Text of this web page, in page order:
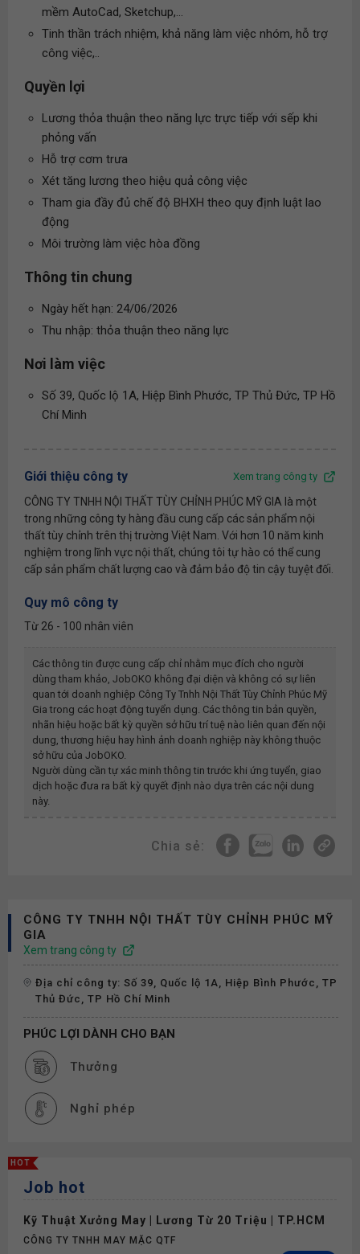
mềm AutoCad, Sketchup,...
Tinh thần trách nhiệm, khả năng làm việc nhóm, hỗ trợ
công việc,..
Quyền lợi
Lương thỏa thuận theo năng lực trực tiếp với sếp khi
phỏng vấn
Hỗ trợ cơm trưa
Xét tăng lương theo hiệu quả công việc
Tham gia đầy đủ chế độ BHXH theo quy định luật lao
động
Môi trường làm việc hòa đồng
Thông tin chung
Ngày hết hạn: 24/06/2026
Thu nhập: thỏa thuận theo năng lực
Nơi làm việc
Số 39, Quốc lộ 1A, Hiệp Bình Phước, TP Thủ Đức, TP Hồ
Chí Minh
Giới thiệu công ty Xem trang công ty
CÔNG TY TNHH NỘI THẤT TÙY CHỈNH PHÚC MỸ GIA là một
trong những công ty hàng đầu cung cấp các sản phẩm nội
thất tùy chỉnh trên thị trường Việt Nam. Với hơn 10 năm kinh
nghiệm trong lĩnh vực nội thất, chúng tôi tự hào có thể cung
cấp sản phẩm chất lượng cao và đảm bảo độ tin cậy tuyệt đối.
Quy mô công ty
Từ 26 - 100 nhân viên
Các thông tin được cung cấp chỉ nhằm mục đích cho người
dùng tham khảo, JobOKO không đại diện và không có sự liên
quan tới doanh nghiệp Công Ty Tnhh Nội Thất Tùy Chỉnh Phúc Mỹ
Gia trong các hoạt động tuyển dụng. Các thông tin bản quyền,
nhãn hiệu hoặc bất kỳ quyền sở hữu trí tuệ nào liên quan đến nội
dung, thương hiệu hay hình ảnh doanh nghiệp này không thuộc
sở hữu của JobOKO.
Người dùng cần tự xác minh thông tin trước khi ứng tuyển, giao
dịch hoặc đưa ra bất kỳ quyết định nào dựa trên các nội dung
này.
Chia sẻ:
CÔNG TY TNHH NỘI THẤT TÙY CHỈNH PHÚC MỸ
GIA
Xem trang công ty
Địa chỉ công ty: Số 39, Quốc lộ 1A, Hiệp Bình Phước, TP
Thủ Đức, TP Hồ Chí Minh
PHÚC LỢI DÀNH CHO BẠN
Thưởng
Nghỉ phép
HOT
Job hot
Kỹ Thuật Xưởng May | Lương Từ 20 Triệu | TP.HCM
CÔNG TY TNHH MAY MẶC QTF